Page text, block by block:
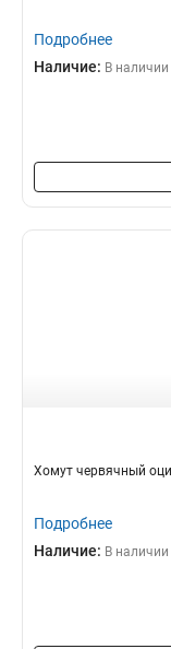
Подробнее
Наличие: В наличии
Хомут червячный
Подробнее
Наличие: В наличии